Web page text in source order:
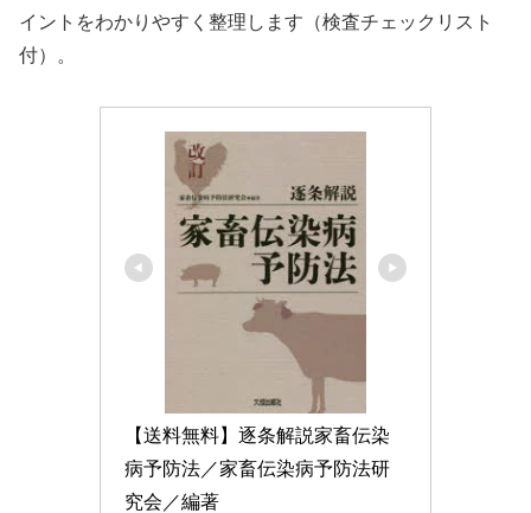
イントをわかりやすく整理します（検査チェックリスト
付）。
【送料無料】逐条解説家畜伝染
病予防法／家畜伝染病予防法研
究会／編著